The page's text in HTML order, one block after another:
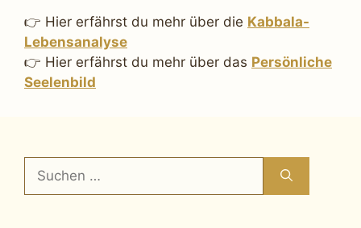
👉 Hier erfährst du mehr über die Kabbala-
Lebensanalyse
👉 Hier erfährst du mehr über das Persönliche
Seelenbild
Suchen
nach: